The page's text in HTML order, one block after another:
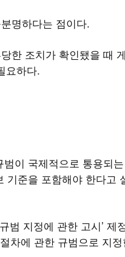
명하다는 점이다.
한 조치가 확인됐을 때
요하다.
이 국제적으로 통용되는
기준을 포함해야 한다고
범 지정에 관한 고시’ 제
차에 관한 규범으로 지